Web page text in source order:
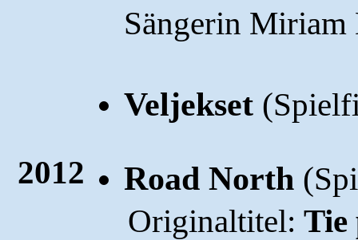
Sängerin Miriam
Veljekset (
2012 Road North (
Originaltitel:Tie